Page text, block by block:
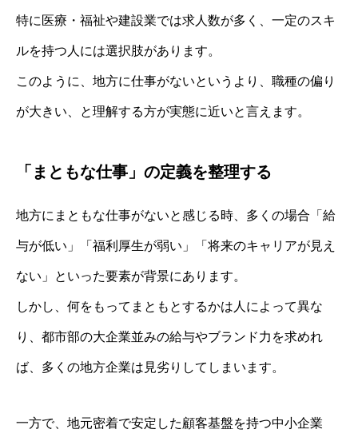
特に医療・福祉や建設業では求人数が多く、一定のスキ
ルを持つ人には選択肢があります。
このように、地方に仕事がないというより、職種の偏り
が大きい、と理解する方が実態に近いと言えます。
「まともな仕事」の定義を整理する
地方にまともな仕事がないと感じる時、多くの場合「給
与が低い」「福利厚生が弱い」「将来のキャリアが見え
ない」といった要素が背景にあります。
しかし、何をもってまともとするかは人によって異な
り、都市部の大企業並みの給与やブランド力を求めれ
ば、多くの地方企業は見劣りしてしまいます。
一方で、地元密着で安定した顧客基盤を持つ中小企業